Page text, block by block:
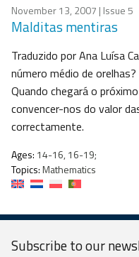
November 13, 2007 | Issue 5
Malditas mentiras
Traduzido por Ana Luísa
número médio de
Quando chegará o
convencer-nos do valor
correctamente.
Ages: 14-16, 16-19;
Topics:Mathematics
Subscribe to our